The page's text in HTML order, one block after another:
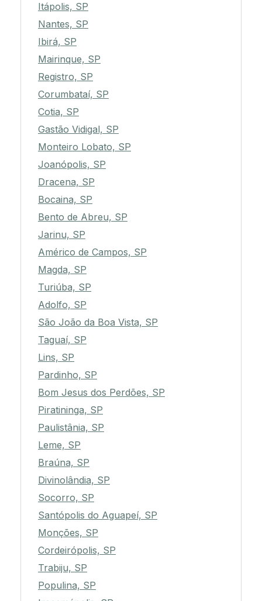
Itápolis, SP
Nantes, SP
Ibirá, SP
Mairinque, SP
Registro, SP
Corumbataí, SP
Cotia, SP
Gastão Vidigal, SP
Monteiro Lobato, SP
Joanópolis, SP
Dracena, SP
Bocaina, SP
Bento de Abreu, SP
Jarinu, SP
Américo de Campos, SP
Magda, SP
Turiúba, SP
Adolfo, SP
São João da Boa Vista, SP
Taguaí, SP
Lins, SP
Pardinho, SP
Bom Jesus dos Perdões, SP
Piratininga, SP
Paulistânia, SP
Leme, SP
Braúna, SP
Divinolândia, SP
Socorro, SP
Santópolis do Aguapeí, SP
Monções, SP
Cordeirópolis, SP
Trabiju, SP
Populina, SP